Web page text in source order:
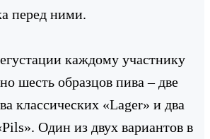
перед ними.
каждому участнику
шесть образцов пива – две
классических «Lager» и два
Один из двух вариантов в